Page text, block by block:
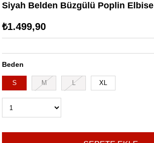
Siyah Belden Büzgülü Poplin Elbise
₺1.499,90
Beden
S M L XL